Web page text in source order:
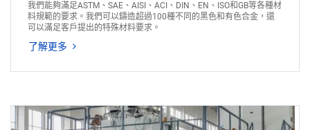
我們能夠滿足ASTM、SAE、AISI、ACI、DIN、EN、ISO和GB等各種材
料規範的要求。我們可以鑄造超過100種不同的黑色和有色合金，還
可以滿足客戶提出的特殊材料要求。
了解更多